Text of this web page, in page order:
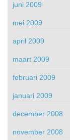
juni 2009
mei 2009
april 2009
maart 2009
februari 2009
januari 2009
december 2008
november 2008